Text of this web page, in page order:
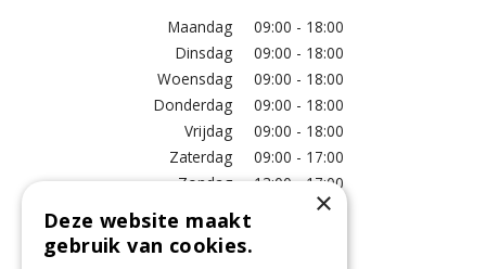
Maandag
09:00 - 18:00
Dinsdag
09:00 - 18:00
Woensdag
09:00 - 18:00
Donderdag
09:00 - 18:00
Vrijdag
09:00 - 18:00
Zaterdag
09:00 - 17:00
Zondag
13:00 - 17:00
Meer vestigingsinformatie >
×
Deze website maakt
gebruik van cookies.